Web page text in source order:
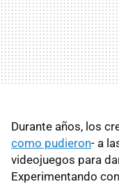
Durante años, los
como pudieron- a
videojuegos para
Experimentando